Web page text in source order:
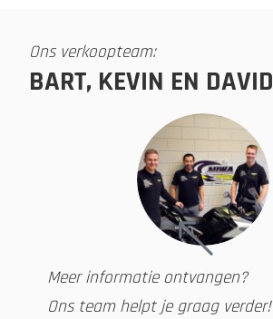
Ons verkoopteam:
BART, KEVIN EN DAVID
Meer informatie ontvangen?
Ons team helpt je graag verder!